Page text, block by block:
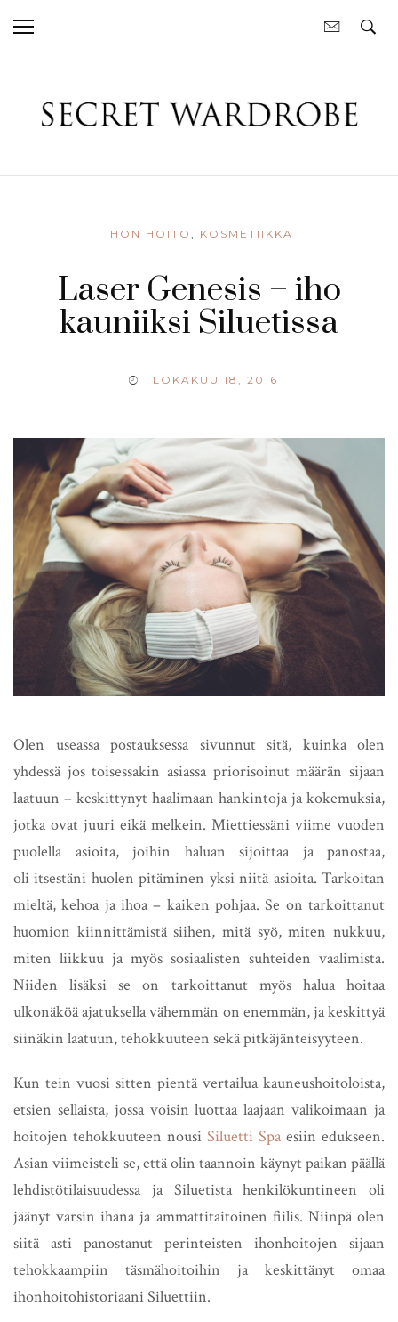
IHON HOITO KOSMETIIKKA
Laser Genesis – iho
kauniiksi Siluetissa
LOKAKUU 18, 2016
Olen useassa postauksessa sivunnut sitä, kuinka olen
yhdessä jos toisessakin asiassa priorisoinut määrän sijaan
laatuun – keskittynyt haalimaan hankintoja ja kokemuksia,
jotka ovat juuri eikä melkein. Miettiessäni viime vuoden
puolella asioita, joihin haluan sijoittaa ja panostaa,
oli itsestäni huolen pitäminen yksi niitä asioita. Tarkoitan
mieltä, kehoa ja ihoa – kaiken pohjaa. Se on tarkoittanut
huomion kiinnittämistä siihen, mitä syö, miten nukkuu,
miten liikkuu ja myös sosiaalisten suhteiden vaalimista.
Niiden lisäksi se on tarkoittanut myös halua hoitaa
ulkonäköä ajatuksella vähemmän on enemmän, ja keskittyä
siinäkin laatuun, tehokkuuteen sekä pitkäjänteisyyteen.
Kun tein vuosi sitten pientä vertailua kauneushoitoloista,
etsien sellaista, jossa voisin luottaa laajaan valikoimaan ja
hoitojen tehokkuuteen nousi Siluetti Spa esiin edukseen.
Asian viimeisteli se, että olin taannoin käynyt paikan päällä
lehdistötilaisuudessa ja Siluetista henkilökuntineen oli
jäänyt varsin ihana ja ammattitaitoinen fiilis. Niinpä olen
siitä asti panostanut perinteisten ihonhoitojen sijaan
tehokkaampiin täsmähoitoihin ja keskittänyt omaa
ihonhoitohistoriaani Siluettiin.